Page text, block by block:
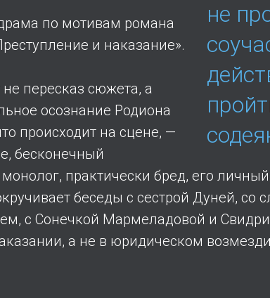
не
по мотивам романа
и наказание».
пересказ сюжета, а
осознание Родиона
происходит на сцене, —
бесконечный
практически бред, его
беседы с сестрой Дуней, со
с Сонечкой Мармеладовой и
а не в юридическом